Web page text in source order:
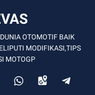
OTOMOTIF BAIK
MODIFIKASI,TIPS
MOTOGP